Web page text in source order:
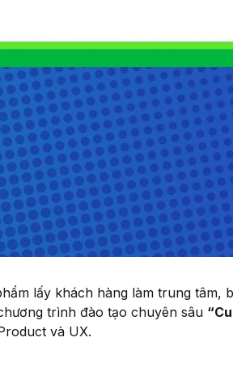
lấy khách hàng làm trung tâm,
trình đào tạo chuyên sâu
và UX.